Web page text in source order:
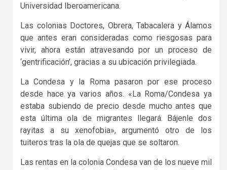
Universidad Iberoamericana.
Las colonias Doctores, Obrera, Tabacalera y Álamos
que antes eran consideradas como riesgosas para
vivir, ahora están atravesando por un proceso de
‘gentrificación’, gracias a su ubicación privilegiada.
La Condesa y la Roma pasaron por ese proceso
desde hace ya varios años. «La Roma/Condesa ya
estaba subiendo de precio desde mucho antes que
esta última ola de migrantes llegará. Bájenle dos
rayitas a su xenofobia», argumentó otro de los
tuiteros tras la ola de quejas que se soltaron.
Las rentas en la colonia Condesa van de los nueve mil